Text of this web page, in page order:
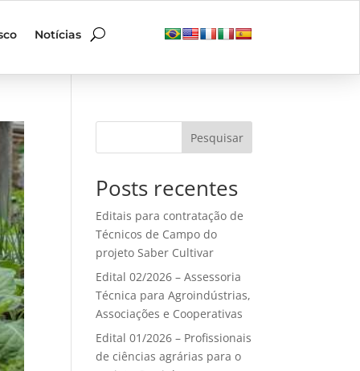
Notícias
Pesquisar
Posts recentes
Editais para contratação de
Técnicos de Campo do
projeto Saber Cultivar
Edital 02/2026 – Assessoria
Técnica para Agroindústrias,
Associações e Cooperativas
Edital 01/2026 – Profissionais
de ciências agrárias para o